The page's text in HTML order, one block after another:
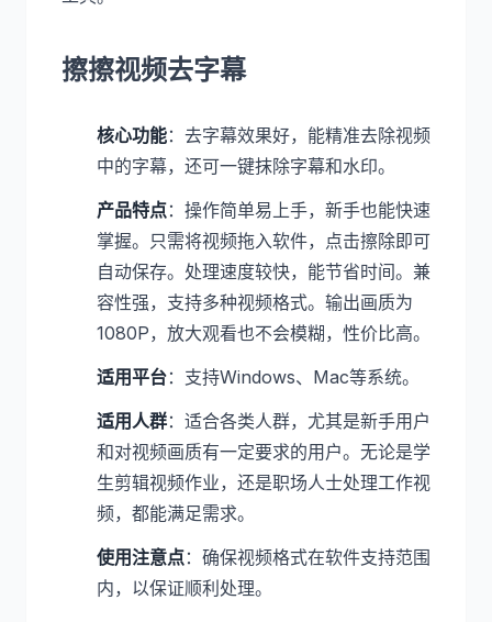
擦擦视频去字幕
核心功能：去字幕效果好，能精准去除视频
中的字幕，还可一键抹除字幕和水印。
产品特点：操作简单易上手，新手也能快速
掌握。只需将视频拖入软件，点击擦除即可
自动保存。处理速度较快，能节省时间。兼
容性强，支持多种视频格式。输出画质为
1080P，放大观看也不会模糊，性价比高。
适用平台：支持Windows、Mac等系统。
适用人群：适合各类人群，尤其是新手用户
和对视频画质有一定要求的用户。无论是学
生剪辑视频作业，还是职场人士处理工作视
频，都能满足需求。
使用注意点：确保视频格式在软件支持范围
内，以保证顺利处理。